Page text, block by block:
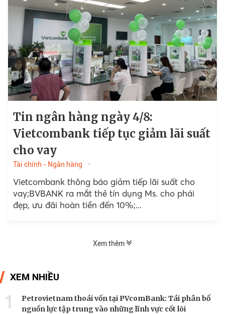
Tin ngân hàng ngày 4/8:
Vietcombank tiếp tục giảm lãi suất
cho vay
Tài chính - Ngân hàng
Vietcombank thông báo giảm tiếp lãi suất cho
vay;BVBANK ra mắt thẻ tín dụng Ms. cho phái
đẹp, ưu đãi hoàn tiền đến 10%;...
Xem thêm
XEM NHIỀU
1
Petrovietnam thoái vốn tại PVcomBank: Tái phân bổ
nguồn lực tập trung vào những lĩnh vực cốt lõi